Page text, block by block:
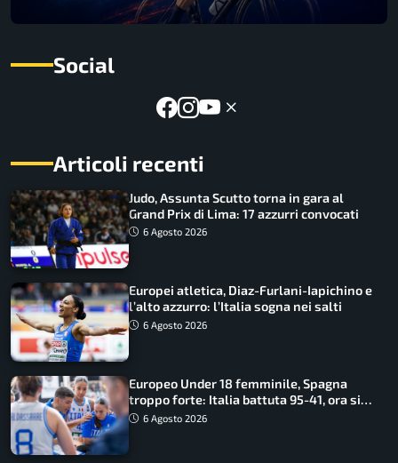
Social
Articoli recenti
Judo, Assunta Scutto torna in gara al
Grand Prix di Lima: 17 azzurri convocati
6 Agosto 2026
Europei atletica, Diaz-Furlani-Iapichino e
l’alto azzurro: l’Italia sogna nei salti
6 Agosto 2026
Europeo Under 18 femminile, Spagna
troppo forte: Italia battuta 95-41, ora si
gioca il Mondiale
6 Agosto 2026